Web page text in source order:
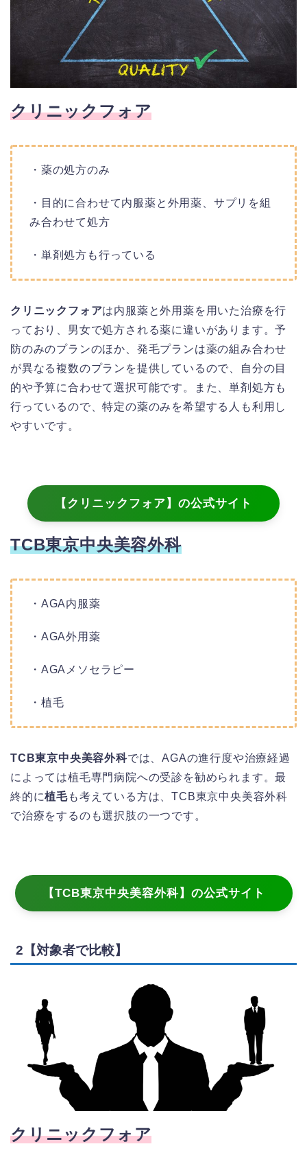
クリニックフォア
・薬の処方のみ
・目的に合わせて内服薬と外用薬、サプリを組
み合わせて処方
・単剤処方も行っている
クリニックフォアは内服薬と外用薬を用いた治療を行
っており、男女で処方される薬に違いがあります。予
防のみのプランのほか、発毛プランは薬の組み合わせ
が異なる複数のプランを提供しているので、自分の目
的や予算に合わせて選択可能です。また、単剤処方も
行っているので、特定の薬のみを希望する人も利用し
やすいです。
【クリニックフォア】の公式サイト
TCB東京中央美容外科
・AGA内服薬
・AGA外用薬
・AGAメソセラピー
・植毛
TCB東京中央美容外科では、AGAの進行度や治療経過
によっては植毛専門病院への受診を勧められます。最
終的に植毛も考えている方は、TCB東京中央美容外科
で治療をするのも選択肢の一つです。
【TCB東京中央美容外科】の公式サイト
2【対象者で比較】
クリニックフォア